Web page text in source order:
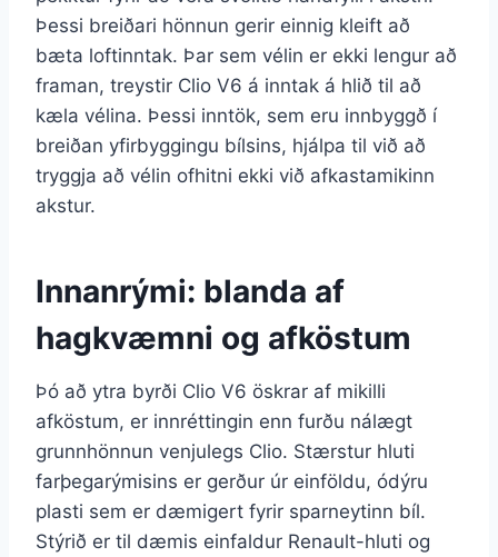
Þessi breiðari hönnun gerir einnig kleift að
bæta loftinntak. Þar sem vélin er ekki lengur að
framan, treystir Clio V6 á inntak á hlið til að
kæla vélina. Þessi inntök, sem eru innbyggð í
breiðan yfirbyggingu bílsins, hjálpa til við að
tryggja að vélin ofhitni ekki við afkastamikinn
akstur.
Innanrými: blanda af
hagkvæmni og afköstum
Þó að ytra byrði Clio V6 öskrar af mikilli
afköstum, er innréttingin enn furðu nálægt
grunnhönnun venjulegs Clio. Stærstur hluti
farþegarýmisins er gerður úr einföldu, ódýru
plasti sem er dæmigert fyrir sparneytinn bíl.
Stýrið er til dæmis einfaldur Renault-hluti og